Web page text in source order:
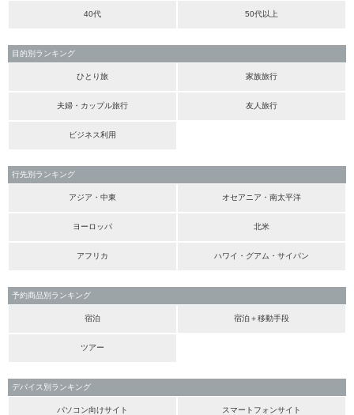
40代 50代以上
目的別ランキング
ひとり旅 家族旅行
夫婦・カップル旅行 友人旅行
ビジネス利用
行先別ランキング
アジア・中東 オセアニア・南太平洋
ヨーロッパ 北米
アフリカ ハワイ・グアム・サイパン
予約商品別ランキング
宿泊 宿泊＋移動手段
ツアー
デバイス別ランキング
パソコン向けサイト スマートフォンサイト